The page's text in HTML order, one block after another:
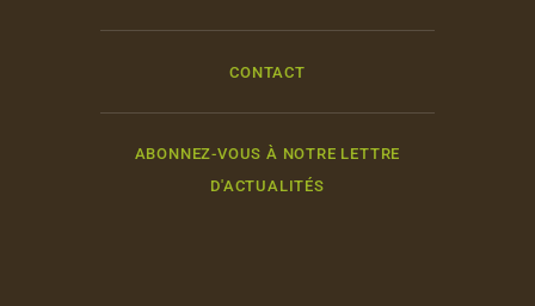
CONTACT
ABONNEZ-VOUS À NOTRE LETTRE
D'ACTUALITÉS